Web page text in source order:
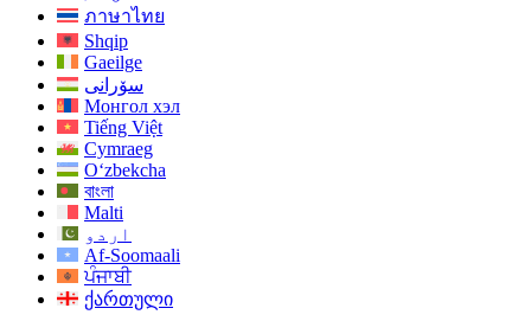
ภาษาไทย
Shqip
Gaeilge
سۆرانی
Монгол хэл
Tiếng Việt
Cymraeg
O‘zbekcha
বাংলা
Malti
اردو
Af-Soomaali
ਪੰਜਾਬੀ
ქართული